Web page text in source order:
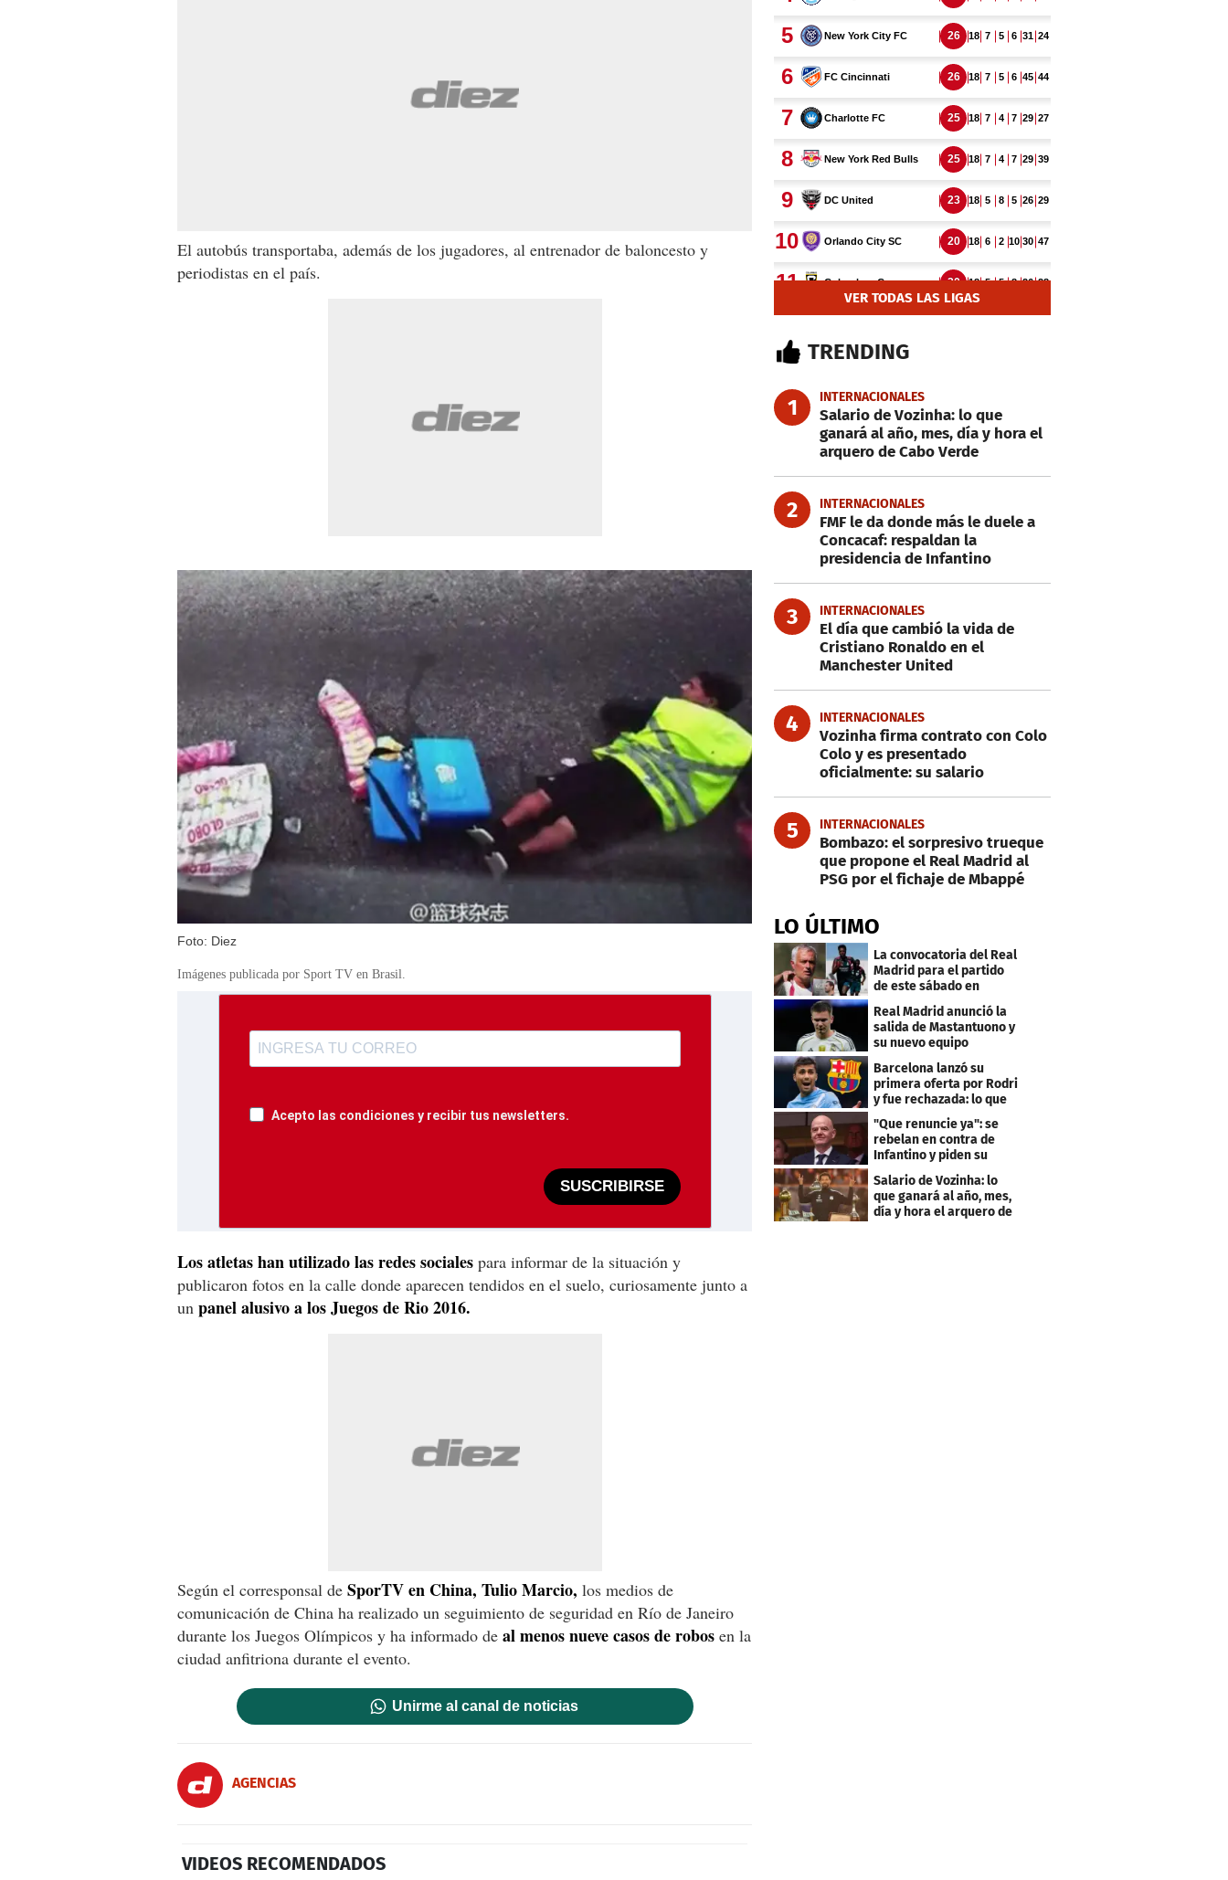
El autobús transportaba, además de los jugadores, al entrenador de baloncesto y
periodistas en el país.
Foto: Diez
Imágenes publicada por Sport TV en Brasil.
Acepto las condiciones y recibir tus newsletters.
SUSCRIBIRSE
Los atletas han utilizado las redes sociales para informar de la situación y
publicaron fotos en la calle donde aparecen tendidos en el suelo, curiosamente junto a
un panel alusivo a los Juegos de Rio 2016.
Según el corresponsal de SporTV en China, Tulio Marcio, los medios de
comunicación de China ha realizado un seguimiento de seguridad en Río de Janeiro
durante los Juegos Olímpicos y ha informado de al menos nueve casos de robos en la
ciudad anfitriona durante el evento.
Unirme al canal de noticias
AGENCIAS
VIDEOS RECOMENDADOS
VER TODAS LAS LIGAS
TRENDING
1 INTERNACIONALES
Salario de Vozinha: lo que
ganará al año, mes, día y hora el
arquero de Cabo Verde
2 INTERNACIONALES
FMF le da donde más le duele a
Concacaf: respaldan la
presidencia de Infantino
3 INTERNACIONALES
El día que cambió la vida de
Cristiano Ronaldo en el
Manchester United
4 INTERNACIONALES
Vozinha firma contrato con Colo
Colo y es presentado
oficialmente: su salario
5 INTERNACIONALES
Bombazo: el sorpresivo trueque
que propone el Real Madrid al
PSG por el fichaje de Mbappé
LO ÚLTIMO
La convocatoria del Real
Madrid para el partido
de este sábado en
Budapest
Real Madrid anunció la
salida de Mastantuono y
su nuevo equipo
Barcelona lanzó su
primera oferta por Rodri
y fue rechazada: lo que
"Que renuncie ya": se
rebelan en contra de
Infantino y piden su
salida de la FIFA
Salario de Vozinha: lo
que ganará al año, mes,
día y hora el arquero de